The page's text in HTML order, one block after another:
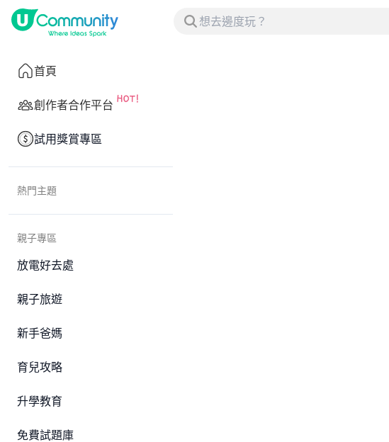
首頁
創作者合作平台
試用獎賞專區
熱門主題
親子專區
放電好去處
親子旅遊
新手爸媽
育兒攻略
升學教育
免費試題庫